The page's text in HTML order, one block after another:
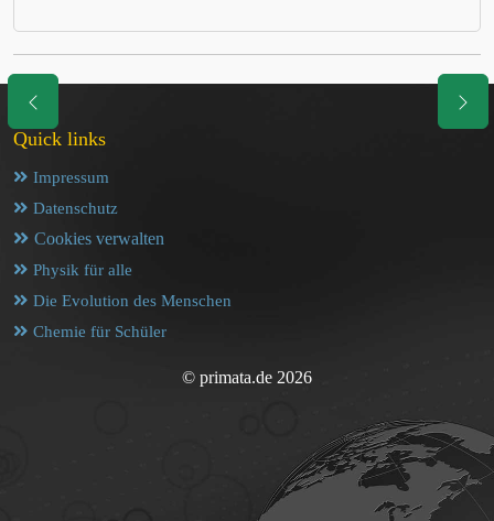
Quick links
Impressum
Datenschutz
Cookies verwalten
Physik für alle
Die Evolution des Menschen
Chemie für Schüler
© primata.de 2026